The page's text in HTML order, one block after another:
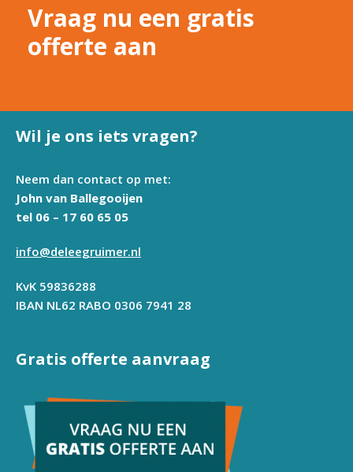
Vraag nu een gratis
offerte aan
Wil je ons iets vragen?
Neem dan contact op met:
John van Ballegooijen
tel 06 – 17 60 65 05
info@deleegruimer.nl
KvK 59836288
IBAN NL62 RABO 0306 7941 28
Gratis offerte aanvraag